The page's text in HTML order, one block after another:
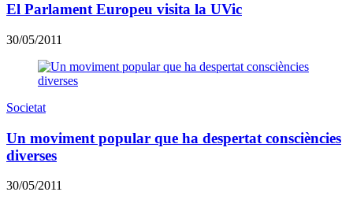
El Parlament Europeu visita la UVic
30/05/2011
Societat
Un moviment popular que ha despertat consciències
diverses
30/05/2011